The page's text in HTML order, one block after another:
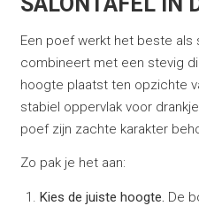
Een poef werkt het beste als
combineert met een stevig
hoogte plaatst ten opzichte
stabiel oppervlak voor
poef zijn zachte karakter
Zo pak je het aan:
Kies de juiste hoogte. De